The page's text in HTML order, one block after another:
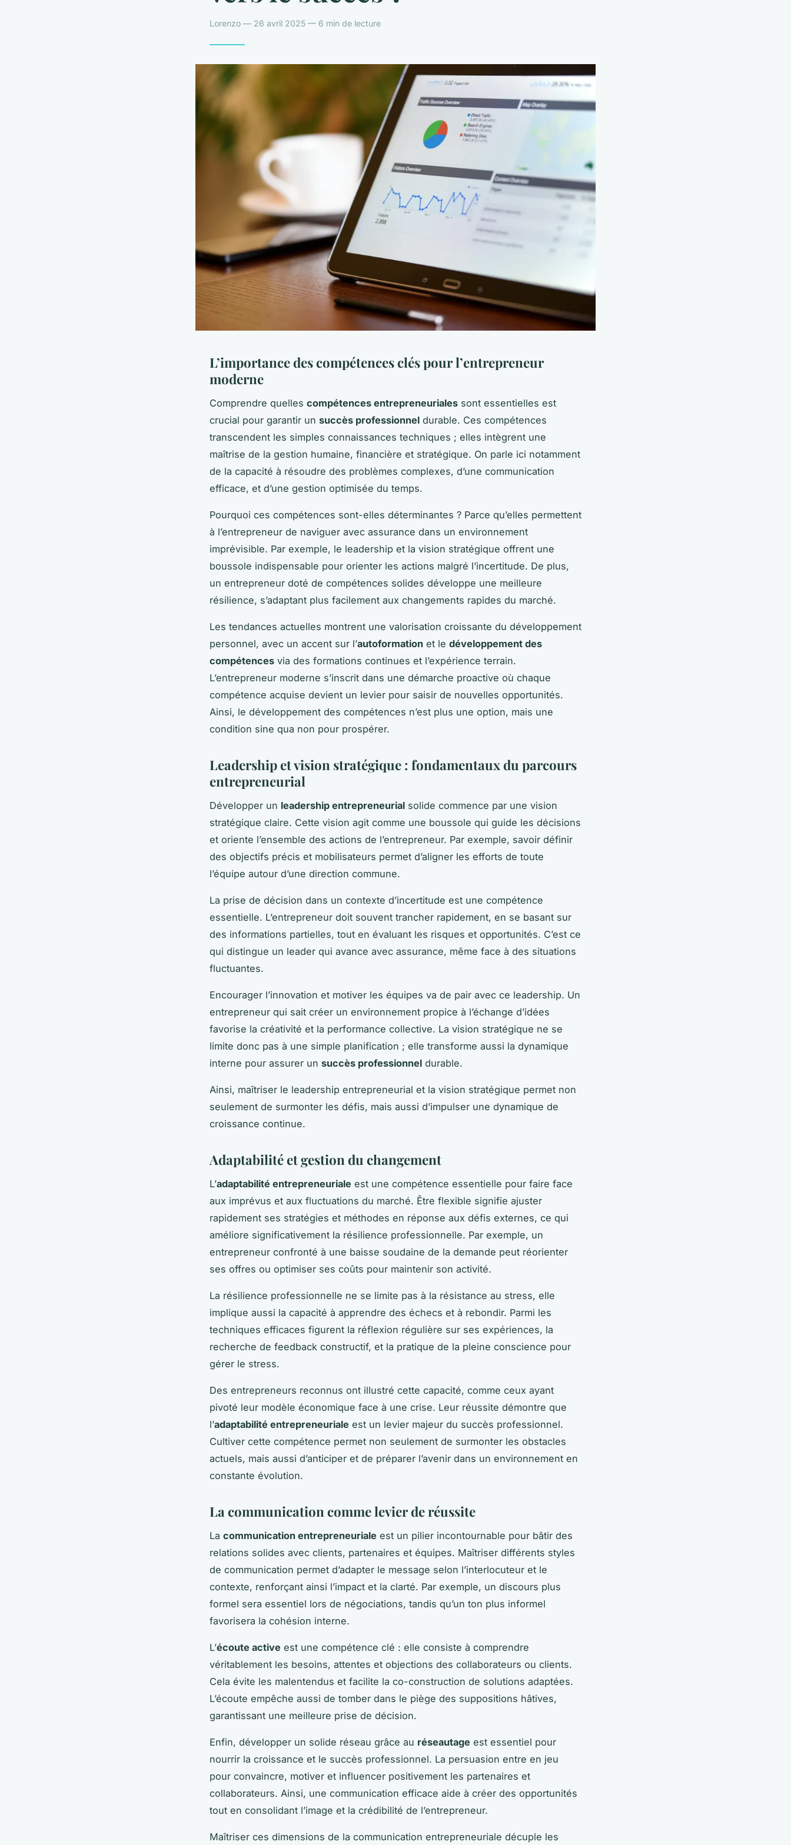
Lorenzo — 26 avril 2025 — 6 min de lecture
L’importance des compétences clés pour l’entrepreneur
moderne
Comprendre quelles compétences entrepreneuriales sont essentielles est
crucial pour garantir un succès professionnel durable. Ces compétences
transcendent les simples connaissances techniques ; elles intègrent une
maîtrise de la gestion humaine, financière et stratégique. On parle ici notamment
de la capacité à résoudre des problèmes complexes, d’une communication
efficace, et d’une gestion optimisée du temps.
Pourquoi ces compétences sont-elles déterminantes ? Parce qu’elles permettent
à l’entrepreneur de naviguer avec assurance dans un environnement
imprévisible. Par exemple, le leadership et la vision stratégique offrent une
boussole indispensable pour orienter les actions malgré l’incertitude. De plus,
un entrepreneur doté de compétences solides développe une meilleure
résilience, s’adaptant plus facilement aux changements rapides du marché.
Les tendances actuelles montrent une valorisation croissante du développement
personnel, avec un accent sur l’autoformation et le développement des
compétences via des formations continues et l’expérience terrain.
L’entrepreneur moderne s’inscrit dans une démarche proactive où chaque
compétence acquise devient un levier pour saisir de nouvelles opportunités.
Ainsi, le développement des compétences n’est plus une option, mais une
condition sine qua non pour prospérer.
Leadership et vision stratégique : fondamentaux du parcours
entrepreneurial
Développer un leadership entrepreneurial solide commence par une vision
stratégique claire. Cette vision agit comme une boussole qui guide les décisions
et oriente l’ensemble des actions de l’entrepreneur. Par exemple, savoir définir
des objectifs précis et mobilisateurs permet d’aligner les efforts de toute
l’équipe autour d’une direction commune.
La prise de décision dans un contexte d’incertitude est une compétence
essentielle. L’entrepreneur doit souvent trancher rapidement, en se basant sur
des informations partielles, tout en évaluant les risques et opportunités. C’est ce
qui distingue un leader qui avance avec assurance, même face à des situations
fluctuantes.
Encourager l’innovation et motiver les équipes va de pair avec ce leadership. Un
entrepreneur qui sait créer un environnement propice à l’échange d’idées
favorise la créativité et la performance collective. La vision stratégique ne se
limite donc pas à une simple planification ; elle transforme aussi la dynamique
interne pour assurer un succès professionnel durable.
Ainsi, maîtriser le leadership entrepreneurial et la vision stratégique permet non
seulement de surmonter les défis, mais aussi d’impulser une dynamique de
croissance continue.
Adaptabilité et gestion du changement
L’adaptabilité entrepreneuriale est une compétence essentielle pour faire face
aux imprévus et aux fluctuations du marché. Être flexible signifie ajuster
rapidement ses stratégies et méthodes en réponse aux défis externes, ce qui
améliore significativement la résilience professionnelle. Par exemple, un
entrepreneur confronté à une baisse soudaine de la demande peut réorienter
ses offres ou optimiser ses coûts pour maintenir son activité.
La résilience professionnelle ne se limite pas à la résistance au stress, elle
implique aussi la capacité à apprendre des échecs et à rebondir. Parmi les
techniques efficaces figurent la réflexion régulière sur ses expériences, la
recherche de feedback constructif, et la pratique de la pleine conscience pour
gérer le stress.
Des entrepreneurs reconnus ont illustré cette capacité, comme ceux ayant
pivoté leur modèle économique face à une crise. Leur réussite démontre que
l’adaptabilité entrepreneuriale est un levier majeur du succès professionnel.
Cultiver cette compétence permet non seulement de surmonter les obstacles
actuels, mais aussi d’anticiper et de préparer l’avenir dans un environnement en
constante évolution.
La communication comme levier de réussite
La communication entrepreneuriale est un pilier incontournable pour bâtir des
relations solides avec clients, partenaires et équipes. Maîtriser différents styles
de communication permet d’adapter le message selon l’interlocuteur et le
contexte, renforçant ainsi l’impact et la clarté. Par exemple, un discours plus
formel sera essentiel lors de négociations, tandis qu’un ton plus informel
favorisera la cohésion interne.
L’écoute active est une compétence clé : elle consiste à comprendre
véritablement les besoins, attentes et objections des collaborateurs ou clients.
Cela évite les malentendus et facilite la co-construction de solutions adaptées.
L’écoute empêche aussi de tomber dans le piège des suppositions hâtives,
garantissant une meilleure prise de décision.
Enfin, développer un solide réseau grâce au réseautage est essentiel pour
nourrir la croissance et le succès professionnel. La persuasion entre en jeu
pour convaincre, motiver et influencer positivement les partenaires et
collaborateurs. Ainsi, une communication efficace aide à créer des opportunités
tout en consolidant l’image et la crédibilité de l’entrepreneur.
Maîtriser ces dimensions de la communication entrepreneuriale décuple les